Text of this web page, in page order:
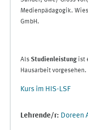
Medienpädagogik.
GmbH.
Als Studienleistungist
Hausarbeit vorgesehen.
Kurs im HIS-LSF
Lehrende/r: Doreen